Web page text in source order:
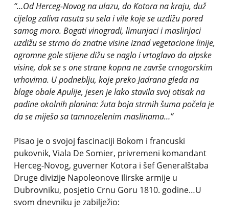
“…Od Herceg-Novog na ulazu, do Kotora na kraju, duž
cijelog zaliva rasuta su sela i vile koje se uzdižu pored
samog mora. Bogati vinogradi, limunjaci i maslinjaci
uzdižu se strmo do znatne visine iznad vegetacione linije,
ogromne gole stijene dižu se naglo i vrtoglavo do alpske
visine, dok se s one strane kopna ne završe crnogorskim
vrhovima. U podneblju, koje preko Jadrana gleda na
blage obale Apulije, jesen je lako stavila svoj otisak na
padine okolnih planina: žuta boja strmih šuma počela je
da se miješa sa tamnozelenim maslinama…”
Pisao je o svojoj fascinaciji Bokom i francuski
pukovnik, Viala De Somier, privremeni komandant
Herceg-Novog, guverner Kotora i šef Generalštaba
Druge divizije Napoleonove Ilirske armije u
Dubrovniku, posjetio Crnu Goru 1810. godine…U
svom dnevniku je zabilježio: